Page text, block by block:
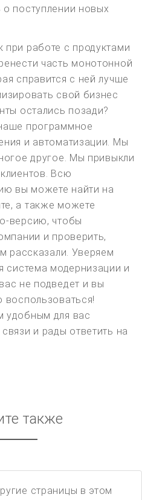
поступлении новых
работе с продуктами
часть монотонной
справится с ней лучше
свой бизнес
остались позади?
программное
и автоматизации. Мы
другое. Мы привыкли
Всю
вы можете найти на
а также можете
версию, чтобы
и проверить,
рассказали. Уверяем
система модернизации и
не подведет и вы
воспользоваться!
удобным для вас
и рады ответить на
также
страницы в этом